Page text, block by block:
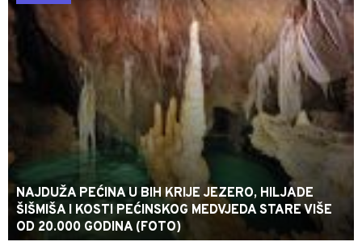
NAJDUŽA PEĆINA U BIH KRIJE JEZERO, HILJADE
ŠIŠMIŠA I KOSTI PEĆINSKOG MEDVJEDA STARE VIŠE
OD 20.000 GODINA (FOTO)